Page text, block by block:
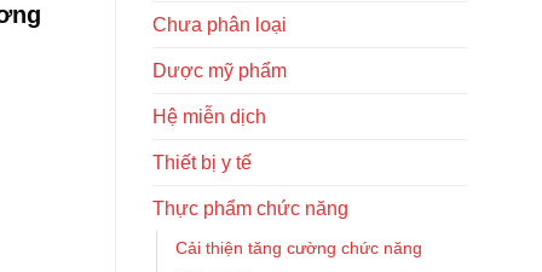
Chưa phân loại
Dược mỹ phẩm
Hệ miễn dịch
Thiết bị y tế
Thực phẩm chức năng
Cải thiện tăng cường chức năng